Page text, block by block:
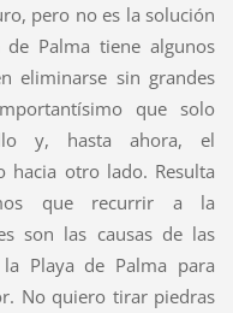
pero no es la solución
de Palma tiene algunos
eliminarse sin grandes
que solo
y, hasta ahora, el
otro lado. Resulta
que recurrir a la
son las causas de las
Playa de Palma para
No quiero tirar piedras